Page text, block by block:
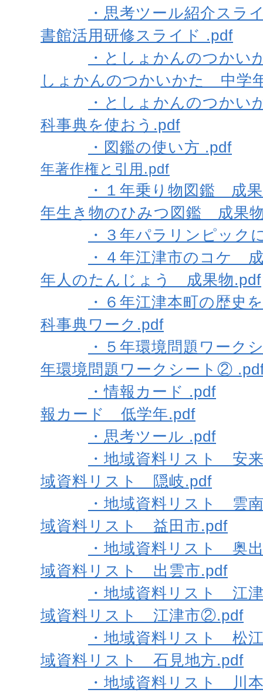
・思考ツール紹介スラ
書館活用研修スライド .pdf
・としょかんのつか
しょかんのつかいかた 中学
・としょかんのつか
科事典を使おう.pdf
・図鑑の使い方 .pdf
年著作権と引用.pdf
・１年乗り物図鑑 成
年生き物のひみつ図鑑 成果
・３年パラリンピッ
・４年江津市のコケ
年人のたんじょう 成果物.pdf
・６年江津本町の歴
科事典ワーク.pdf
・５年環境問題ワーク
年環境問題ワークシート②
・情報カード .pdf
報カード 低学年.pdf
・思考ツール .pdf
・地域資料リスト 安
域資料リスト 隠岐.pdf
・地域資料リスト 雲
域資料リスト 益田市.pdf
・地域資料リスト 奥
域資料リスト 出雲市.pdf
・地域資料リスト 江
域資料リスト 江津市②.pdf
・地域資料リスト 松
域資料リスト 石見地方.pdf
・地域資料リスト 川